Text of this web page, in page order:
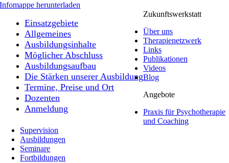
Infomappe herunterladen
Einsatzgebiete
Allgemeines
Ausbildungsinhalte
Möglicher Abschluss
Ausbildungsaufbau
Die Stärken unserer Ausbildung
Termine, Preise und Ort
Dozenten
Anmeldung
Zukunftswerkstatt
Über uns
Therapienetzwerk
Links
Publikationen
Videos
Blog
Angebote
Praxis für Psychotherapie
und Coaching
Supervision
Ausbildungen
Seminare
Fortbildungen